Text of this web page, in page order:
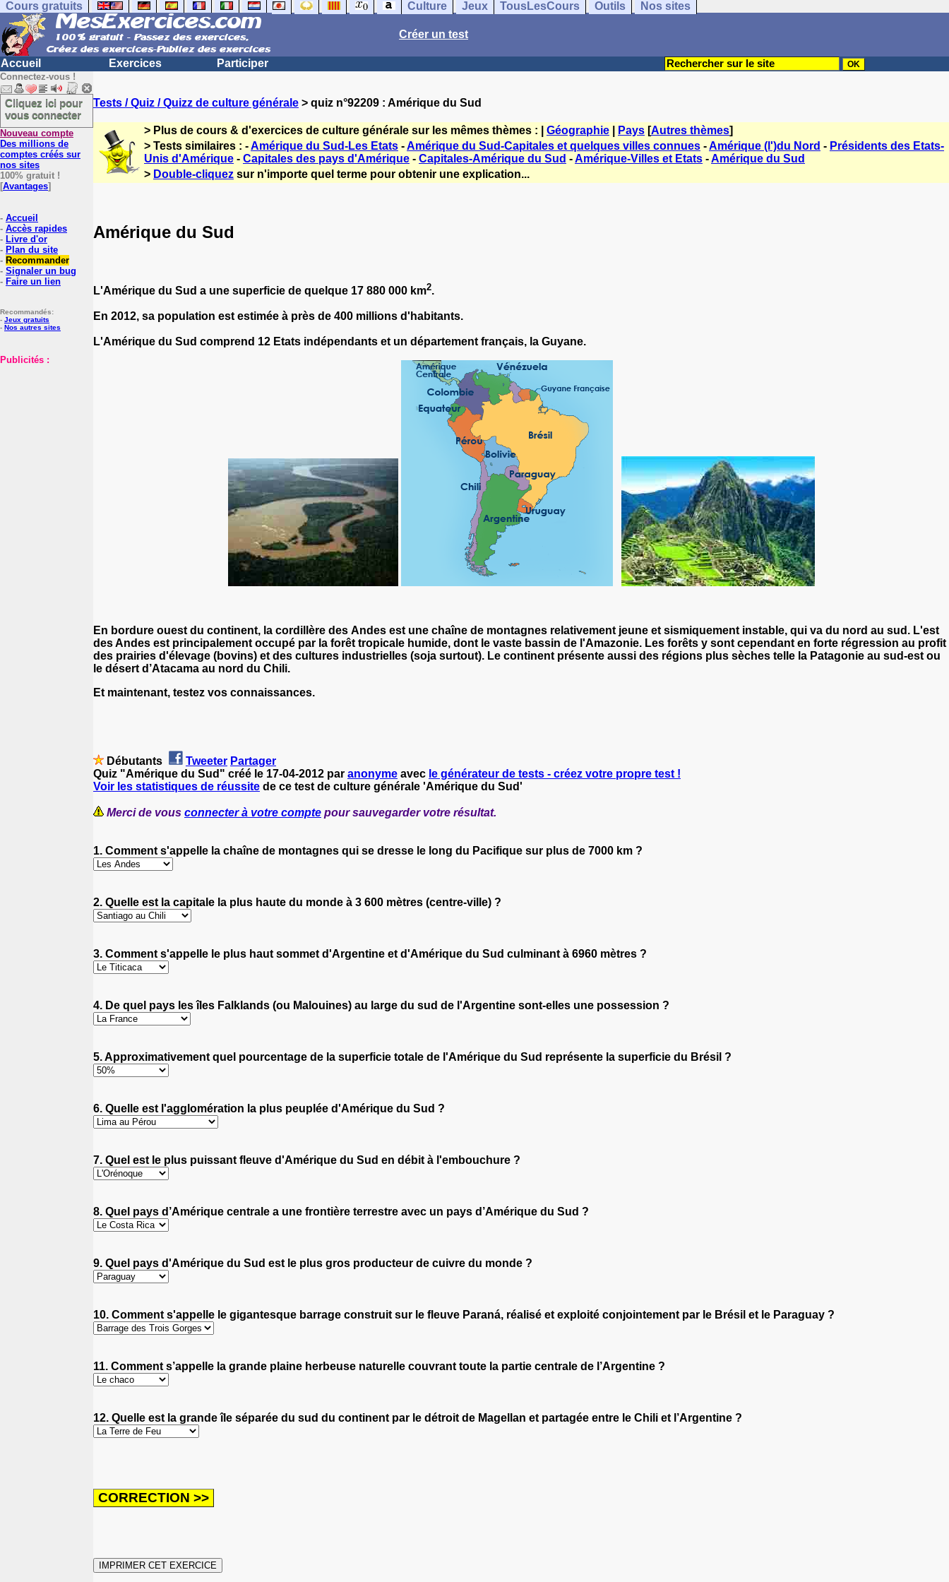
Cours gratuits Culture Jeux TousLesCours Outils Nos sites
Créer un test
Accueil Exercices Participer
Connectez-vous !
Cliquez ici pour
vous connecter
Nouveau compte
Des millions de
comptes créés sur
nos sites
100% gratuit !
[Avantages]
- Accueil
- Accès rapides
- Livre d'or
- Plan du site
- Recommander
- Signaler un bug
- Faire un lien
Recommandés:
- Jeux gratuits
- Nos autres sites
Publicités :
Tests / Quiz / Quizz de culture générale > quiz n°92209 : Amérique du Sud
> Plus de cours & d'exercices de culture générale sur les mêmes thèmes : | Géographie Pays [Autres thèmes]
> Tests similaires : -Amérique du Sud-Les Etats -Amérique du Sud-Capitales et quelques villes connues -Amérique (l')du Nord - Présidents des Etats-
Unis d'Amérique - Capitales des pays d'Amérique - Capitales-Amérique du Sud -Amérique-Villes et Etats -Amérique du Sud
> Double-cliquez sur n'importe quel terme pour obtenir une explication...
Amérique du Sud
L'Amérique du Sud a une superficie de quelque 17 880 000 km2.
En 2012, sa population est estimée à près de 400 millions d'habitants.
L'Amérique du Sud comprend 12 Etats indépendants et un département français, la Guyane.
En bordure ouest du continent, la cordillère des Andes est une chaîne de montagnes relativement jeune et sismiquement instable, qui va du nord au sud. L'est
des Andes est principalement occupé par la forêt tropicale humide, dont le vaste bassin de l'Amazonie. Les forêts y sont cependant en forte régression au profit
des prairies d'élevage (bovins) et des cultures industrielles (soja surtout). Le continent présente aussi des régions plus sèches telle la Patagonie au sud-est ou
le désert d’Atacama au nord du Chili.
Et maintenant, testez vos connaissances.
Débutants Tweeter Partager
Quiz "Amérique du Sud" créé le 17-04-2012 par anonyme avec le générateur de tests - créez votre propre test !
Voir les statistiques de réussite de ce test de culture générale 'Amérique du Sud'
Merci de vous connecter à votre compte pour sauvegarder votre résultat.
1. Comment s'appelle la chaîne de montagnes qui se dresse le long du Pacifique sur plus de 7000 km ?
2. Quelle est la capitale la plus haute du monde à 3 600 mètres (centre-ville) ?
3. Comment s'appelle le plus haut sommet d'Argentine et d'Amérique du Sud culminant à 6960 mètres ?
4. De quel pays les îles Falklands (ou Malouines) au large du sud de l'Argentine sont-elles une possession ?
5. Approximativement quel pourcentage de la superficie totale de l'Amérique du Sud représente la superficie du Brésil ?
6. Quelle est l'agglomération la plus peuplée d'Amérique du Sud ?
7. Quel est le plus puissant fleuve d'Amérique du Sud en débit à l'embouchure ?
8. Quel pays d’Amérique centrale a une frontière terrestre avec un pays d’Amérique du Sud ?
9. Quel pays d'Amérique du Sud est le plus gros producteur de cuivre du monde ?
10. Comment s'appelle le gigantesque barrage construit sur le fleuve Paraná, réalisé et exploité conjointement par le Brésil et le Paraguay ?
11. Comment s’appelle la grande plaine herbeuse naturelle couvrant toute la partie centrale de l’Argentine ?
12. Quelle est la grande île séparée du sud du continent par le détroit de Magellan et partagée entre le Chili et l’Argentine ?